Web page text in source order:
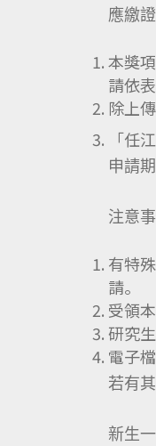
應繳
本獎
請依
除上
「任
申請
注意
有特
請。
受領
研究
電子
若有
新生